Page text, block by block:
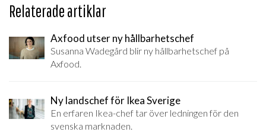
Relaterade artiklar
Axfood utser ny hållbarhetschef
Susanna Wadegård blir ny hållbarhetschef på
Axfood.
Ny landschef för Ikea Sverige
En erfaren Ikea-chef tar över ledningen för den
svenska marknaden.